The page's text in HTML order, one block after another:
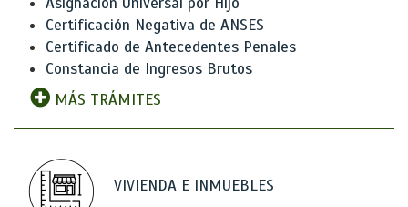
Certificación Negativa de ANSES
Certificado de Antecedentes Penales
Constancia de Ingresos Brutos
MÁS TRÁMITES
VIVIENDA E INMUEBLES